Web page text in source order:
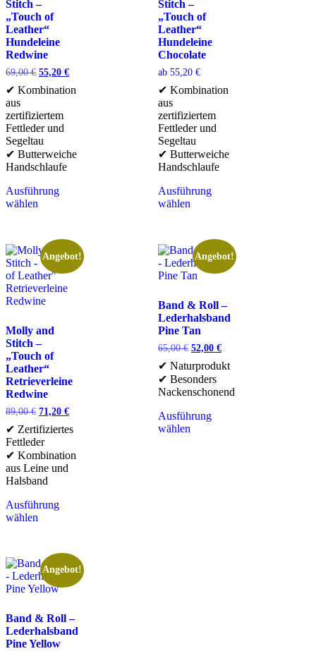
Stitch –
„Touch of
Leather“
Hundeleine
Redwine
69,00€ 55,20 €
✔ Kombination
aus
zertifiziertem
Fettleder und
Segeltau
✔ Butterweiche
Handschlaufe
Ausführung
wählen
Stitch –
„Touch of
Leather“
Hundeleine
Chocolate
ab 55,20 €
✔ Kombination
aus
zertifiziertem
Fettleder und
Segeltau
✔ Butterweiche
Handschlaufe
Ausführung
wählen
Angebot!
Molly and
Stitch –
„Touch of
Leather“
Retrieverleine
Redwine
89,00€ 71,20 €
✔ Zertifiziertes
Fettleder
✔ Kombination
aus Leine und
Halsband
Ausführung
wählen
Angebot!
Band & Roll –
Lederhalsband
Pine Tan
65,00€ 52,00 €
✔ Naturprodukt
✔ Besonders
Nackenschonend
Ausführung
wählen
Angebot!
Band & Roll –
Lederhalsband
Pine Yellow